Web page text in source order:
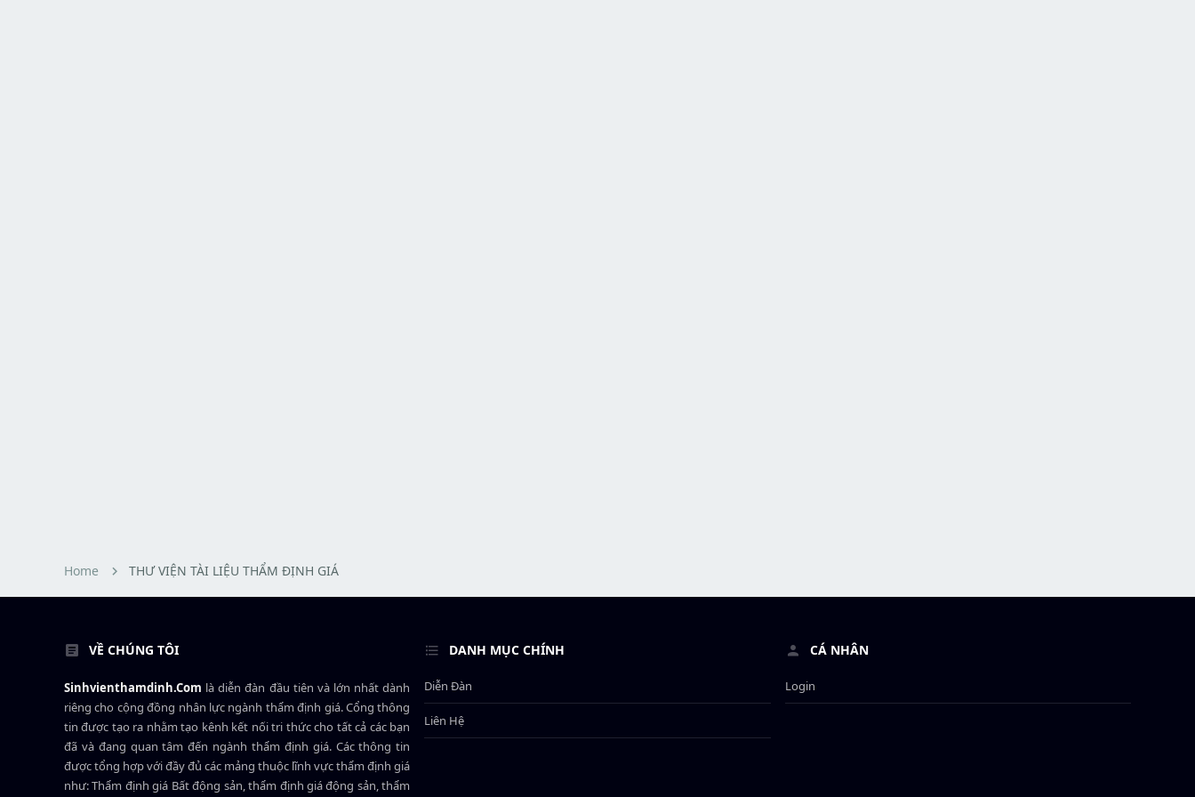
Home THƯ VIỆN TÀI LIỆU THẨM ĐỊNH GIÁ
VỀ CHÚNG TÔI
Sinhvienthamdinh.Com là diễn đàn đầu tiên và lớn nhất dành
riêng cho cộng đồng nhân lực ngành thẩm định giá. Cổng thông
tin được tạo ra nhằm tạo kênh kết nối tri thức cho tất cả các bạn
đã và đang quan tâm đến ngành thẩm định giá. Các thông tin
được tổng hợp với đầy đủ các mảng thuộc lĩnh vực thẩm định giá
như: Thẩm định giá Bất động sản, thẩm định giá động sản, thẩm
DANH MỤC CHÍNH
Diễn Đàn
Liên Hệ
CÁ NHÂN
Login